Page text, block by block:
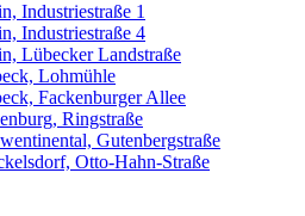
Industriestraße 1
Industriestraße 4
Lübecker Landstraße
Lohmühle
Fackenburger Allee
Ringstraße
Gutenbergstraße
Otto-Hahn-Straße